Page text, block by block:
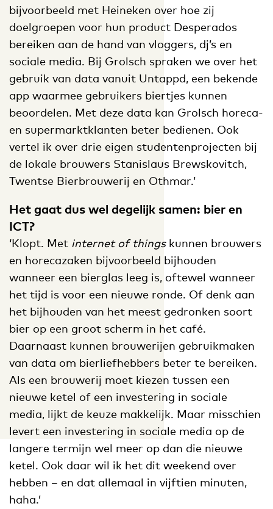
bijvoorbeeld met Heineken over hoe zij
doelgroepen voor hun product Desperados
bereiken aan de hand van vloggers, dj’s en
sociale media. Bij Grolsch spraken we over het
gebruik van data vanuit Untappd, een bekende
app waarmee gebruikers biertjes kunnen
beoordelen. Met deze data kan Grolsch horeca-
en supermarktklanten beter bedienen. Ook
vertel ik over drie eigen studentenprojecten bij
de lokale brouwers Stanislaus Brewskovitch,
Twentse Bierbrouwerij en Othmar.’
Het gaat dus wel degelijk samen: bier en
ICT?
‘Klopt. Met internet of thingskunnen brouwers
en horecazaken bijvoorbeeld bijhouden
wanneer een bierglas leeg is, oftewel wanneer
het tijd is voor een nieuwe ronde. Of denk aan
het bijhouden van het meest gedronken soort
bier op een groot scherm in het café.
Daarnaast kunnen brouwerijen gebruikmaken
van data om bierliefhebbers beter te bereiken.
Als een brouwerij moet kiezen tussen een
nieuwe ketel of een investering in sociale
media, lijkt de keuze makkelijk. Maar misschien
levert een investering in sociale media op de
langere termijn wel meer op dan die nieuwe
ketel. Ook daar wil ik het dit weekend over
hebben – en dat allemaal in vijftien minuten,
haha.’